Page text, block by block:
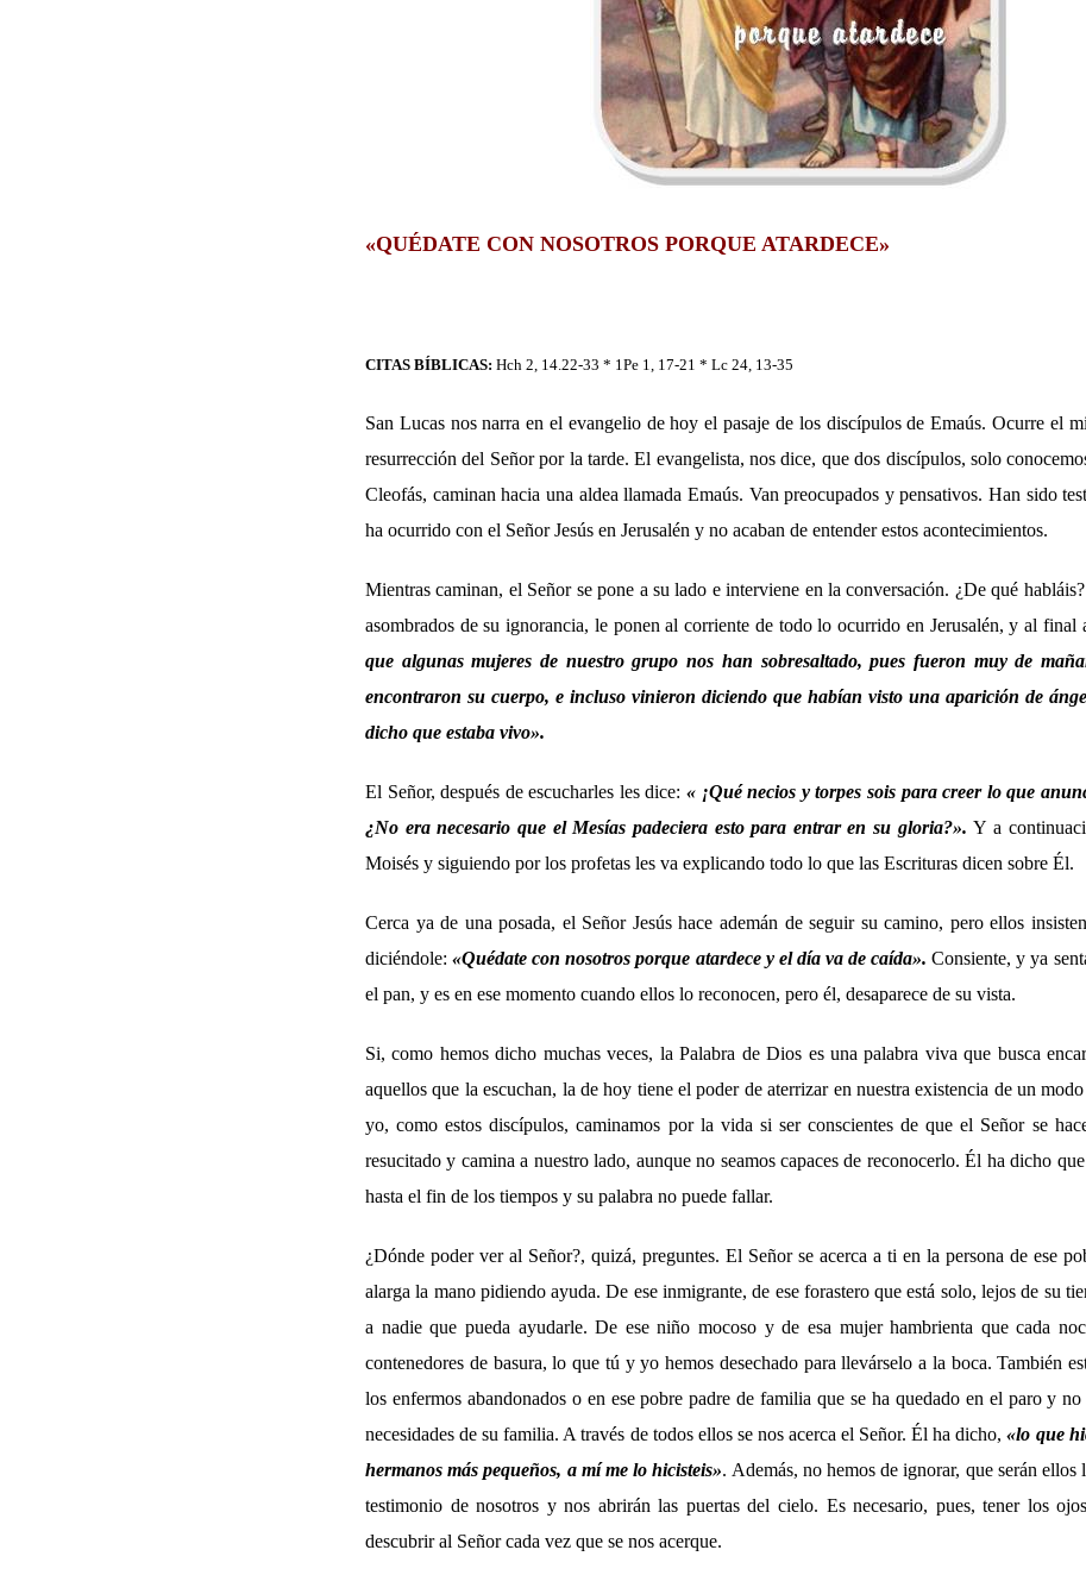
«QUÉDATE CON NOSOTROS PORQUE ATARDECE»
CITAS BÍBLICAS: Hch 2, 14.22-33 * 1Pe 1, 17-21 * Lc 24, 13-35
San Lucas nos narra en el evangelio de hoy el pasaje de los discípulos de Emaús. Ocurre el
resurrección del Señor por la tarde. El evangelista, nos dice, que dos discípulos, solo
Cleofás, caminan hacia una aldea llamada Emaús. Van preocupados y pensativos. Han sido
ha ocurrido con el Señor Jesús en Jerusalén y no acaban de entender estos acontecimientos.
Mientras caminan, el Señor se pone a su lado e interviene en la conversación. ¿De qué
asombrados de su ignorancia, le ponen al corriente de todo lo ocurrido en Jerusalén, y al final
que algunas mujeres de nuestro grupo nos han sobresaltado, pues fueron muy de
encontraron su cuerpo, e incluso vinieron diciendo que habían visto una aparición de
dicho que estaba vivo».
El Señor, después de escucharles les dice:« ¡Qué necios y torpes sois para creer lo que
¿No era necesario que el Mesías padeciera esto para entrar en su gloria?».Y a
Moisés y siguiendo por los profetas les va explicando todo lo que las Escrituras dicen sobre Él.
Cerca ya de una posada, el Señor Jesús hace ademán de seguir su camino, pero ellos
diciéndole:«Quédate con nosotros porque atardece y el día va de caída».Consiente, y ya
el pan, y es en ese momento cuando ellos lo reconocen, pero él, desaparece de su vista.
Si, como hemos dicho muchas veces, la Palabra de Dios es una palabra viva que busca
aquellos que la escuchan, la de hoy tiene el poder de aterrizar en nuestra existencia de un
yo, como estos discípulos, caminamos por la vida si ser conscientes de que el Señor se
resucitado y camina a nuestro lado, aunque no seamos capaces de reconocerlo. Él ha dicho
hasta el fin de los tiempos y su palabra no puede fallar.
¿Dónde poder ver al Señor?, quizá, preguntes. El Señor se acerca a ti en la persona de ese
alarga la mano pidiendo ayuda. De ese inmigrante, de ese forastero que está solo, lejos de su
a nadie que pueda ayudarle. De ese niño mocoso y de esa mujer hambrienta que cada
contenedores de basura, lo que tú y yo hemos desechado para llevárselo a la boca. También
los enfermos abandonados o en ese pobre padre de familia que se ha quedado en el paro y no
necesidades de su familia. A través de todos ellos se nos acerca el Señor. Él ha dicho,«lo que
hermanos más pequeños, a mí me lo hicisteis». Además, no hemos de ignorar, que serán ellos
testimonio de nosotros y nos abrirán las puertas del cielo. Es necesario, pues, tener los
descubrir al Señor cada vez que se nos acerque.